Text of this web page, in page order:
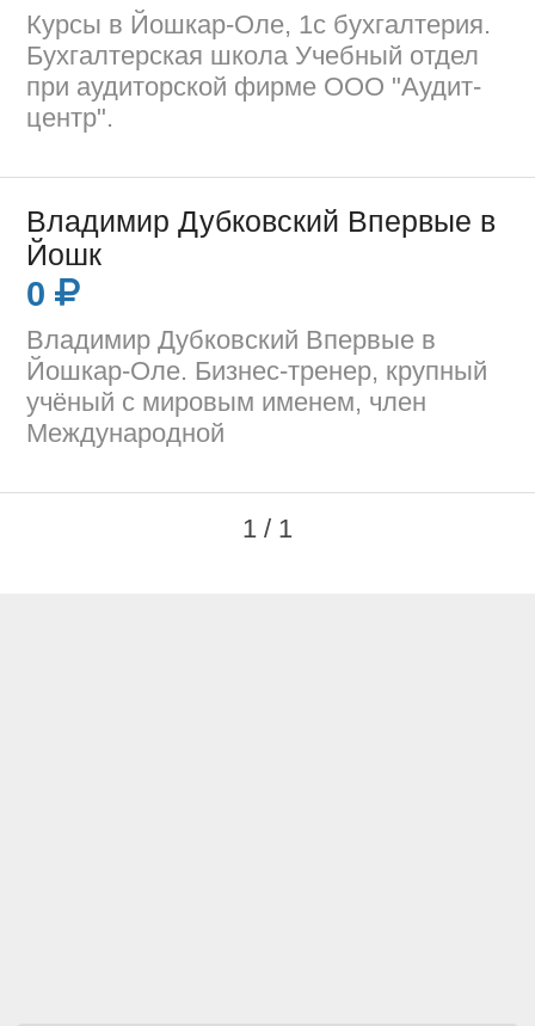
Курсы в Йошкар-Оле, 1с бухгалтерия.
Бухгалтерская школа Учебный отдел
при аудиторской фирме ООО "Аудит-
центр".
Владимир Дубковский Впервые в
Йошк
0
Владимир Дубковский Впервые в
Йошкар-Оле. Бизнес-тренер, крупный
учёный с мировым именем, член
Международной
1 / 1